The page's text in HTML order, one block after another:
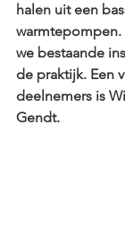
halen uit een
we bestaande
de praktijk. Een
deelnemers is
Gendt.